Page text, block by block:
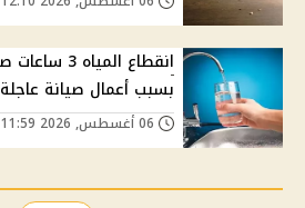
بسبب أعمال صيانة